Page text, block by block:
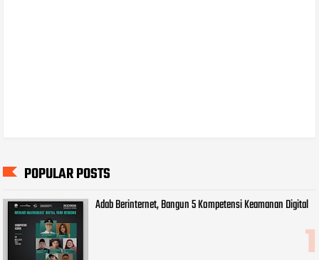
POPULAR POSTS
Adab Berinternet, Bangun 5 Kompetensi Keamanan Digital